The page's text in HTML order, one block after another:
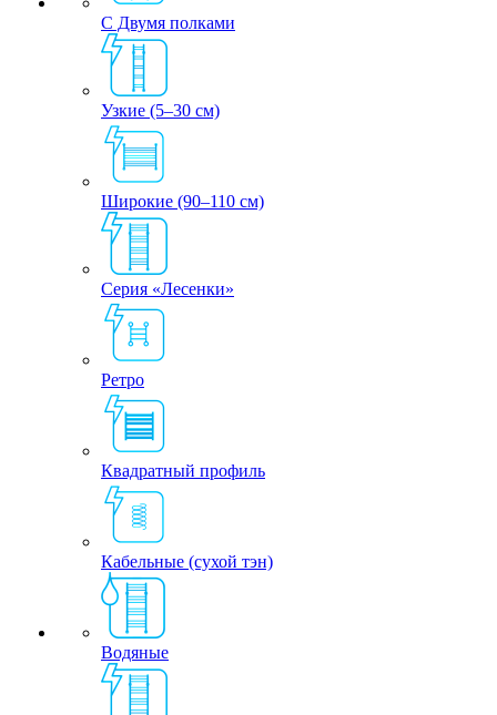
С Двумя полками
Узкие (5–30 см)
Широкие (90–110 см)
Серия «Лесенки»
Ретро
Квадратный профиль
Кабельные (сухой тэн)
Водяные